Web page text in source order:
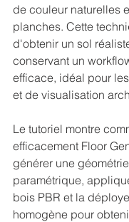
de couleur naturelles
planches. Cette
d'obtenir un sol
conservant un
efficace, idéal pour
et de visualisation
Le tutoriel montre
efficacement Floor
générer une
paramétrique,
bois PBR et la
homogène pour